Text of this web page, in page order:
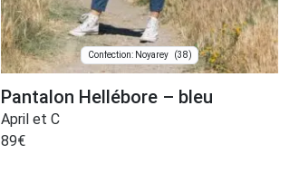
Confection: Noyarey (38)
Pantalon Hellébore – bleu
April et C
89€